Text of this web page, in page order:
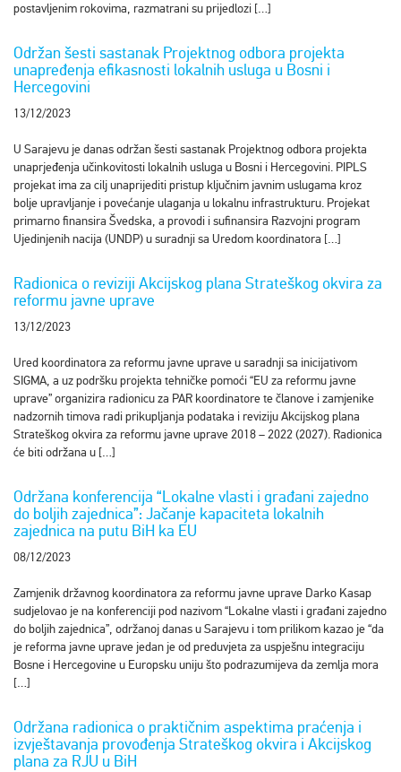
postavljenim rokovima, razmatrani su prijedlozi […]
Održan šesti sastanak Projektnog odbora projekta
unapređenja efikasnosti lokalnih usluga u Bosni i
Hercegovini
13/12/2023
U Sarajevu je danas održan šesti sastanak Projektnog odbora projekta
unaprjeđenja učinkovitosti lokalnih usluga u Bosni i Hercegovini. PIPLS
projekat ima za cilj unaprijediti pristup ključnim javnim uslugama kroz
bolje upravljanje i povećanje ulaganja u lokalnu infrastrukturu. Projekat
primarno finansira Švedska, a provodi i sufinansira Razvojni program
Ujedinjenih nacija (UNDP) u suradnji sa Uredom koordinatora […]
Radionica o reviziji Akcijskog plana Strateškog okvira za
reformu javne uprave
13/12/2023
Ured koordinatora za reformu javne uprave u saradnji sa inicijativom
SIGMA, a uz podršku projekta tehničke pomoći “EU za reformu javne
uprave” organizira radionicu za PAR koordinatore te članove i zamjenike
nadzornih timova radi prikupljanja podataka i reviziju Akcijskog plana
Strateškog okvira za reformu javne uprave 2018 – 2022 (2027). Radionica
će biti održana u […]
Održana konferencija “Lokalne vlasti i građani zajedno
do boljih zajednica”: Jačanje kapaciteta lokalnih
zajednica na putu BiH ka EU
08/12/2023
Zamjenik državnog koordinatora za reformu javne uprave Darko Kasap
sudjelovao je na konferenciji pod nazivom “Lokalne vlasti i građani zajedno
do boljih zajednica”, održanoj danas u Sarajevu i tom prilikom kazao je “da
je reforma javne uprave jedan je od preduvjeta za uspješnu integraciju
Bosne i Hercegovine u Europsku uniju što podrazumijeva da zemlja mora
[…]
Održana radionica o praktičnim aspektima praćenja i
izvještavanja provođenja Strateškog okvira i Akcijskog
plana za RJU u BiH